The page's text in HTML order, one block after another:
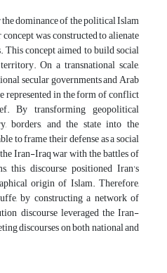
dominance of the political Islam
was constructed to alienate
concept aimed to build social
On a transnational scale,
secular governments and Arab
in the form of conflict
By transforming geopolitical
borders, and the state into the
to frame their defense as a social
Iran-Iraq war with the battles of
this discourse positioned Iran's
origin of Islam. Therefore,
by constructing a network of
discourse leveraged the Iran-
discourses on both national and